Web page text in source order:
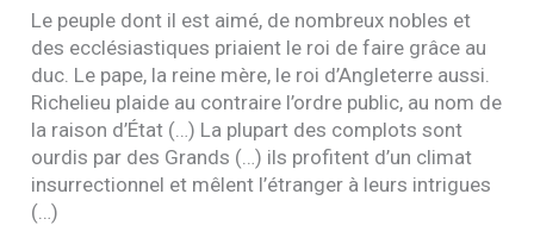
Le peuple dont il est aimé, de nombreux nobles et
des ecclésiastiques priaient le roi de faire grâce au
duc. Le pape, la reine mère, le roi d’Angleterre aussi.
Richelieu plaide au contraire l’ordre public, au nom de
la raison d’État (…) La plupart des complots sont
ourdis par des Grands (…) ils profitent d’un climat
insurrectionnel et mêlent l’étranger à leurs intrigues
(…)